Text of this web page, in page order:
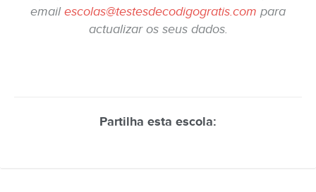
emailescolas@testesdecodigogratis.com para
actualizar os seus dados.
Partilha esta escola: